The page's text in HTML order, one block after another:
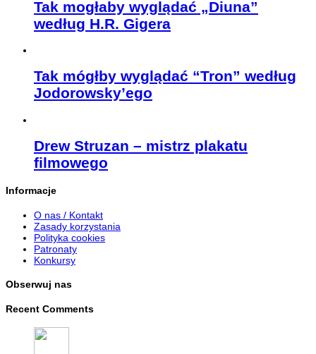
Tak mogłaby wyglądać „Diuna”
według H.R. Gigera
Tak mógłby wyglądać “Tron” według
Jodorowsky’ego
Drew Struzan – mistrz plakatu
filmowego
Informacje
O nas / Kontakt
Zasady korzystania
Polityka cookies
Patronaty
Konkursy
Obserwuj nas
Recent Comments